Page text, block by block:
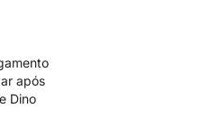
após
Dino